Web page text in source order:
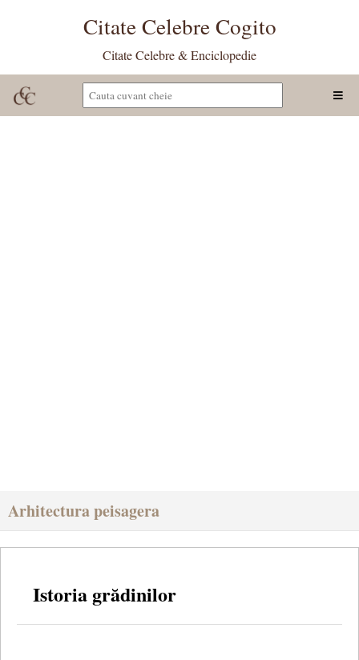
Citate Celebre Cogito
Citate Celebre & Enciclopedie
Arhitectura peisagera
Istoria grădinilor